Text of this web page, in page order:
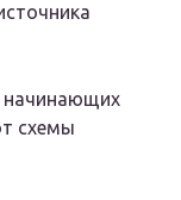
начинающих
схемы